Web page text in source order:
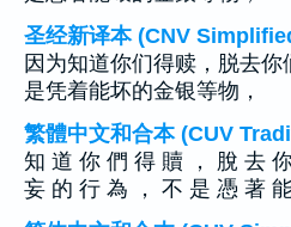
圣经新译本 (CNV
因为知道你们得赎，脱去
是凭着能坏的金银等物，
繁體中文和合本 (CUV
知 道 你 們 得 贖 ， 脫 去
妄 的 行 為 ， 不 是 憑 著